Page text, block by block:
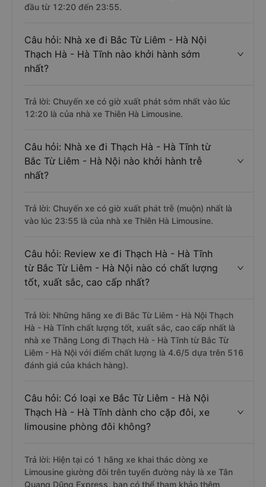
đầu từ 12:20 đến 23:55.
Câu hỏi: Nhà xe đi Bắc Từ Liêm - Hà Nội
Thạch Hà - Hà Tĩnh nào khởi hành sớm
nhất?
Trả lời: Chuyến xe có giờ xuất phát sớm nhất vào lúc
12:20 là của nhà xe Thiên Hà Limousine.
Câu hỏi: Nhà xe đi Thạch Hà - Hà Tĩnh từ
Bắc Từ Liêm - Hà Nội nào khởi hành trễ
nhất?
Trả lời: Chuyến xe có giờ xuất phát trễ (muộn) nhất là
vào lúc 23:55 là của nhà xe Thiên Hà Limousine.
Câu hỏi: Review xe đi Thạch Hà - Hà Tĩnh
từ Bắc Từ Liêm - Hà Nội nào có chất lượng
tốt, xuất sắc, cao cấp nhất?
Trả lời: Những hãng xe đi Bắc Từ Liêm - Hà Nội Thạch
Hà - Hà Tĩnh chất lượng tốt, xuất sắc, cao cấp nhất là
nhà xe Thăng Long đi Thạch Hà - Hà Tĩnh từ Bắc Từ
Liêm - Hà Nội với điểm chất lượng là 4.6/5 dựa trên 516
đánh giá của khách hàng).
Câu hỏi: Có loại xe Bắc Từ Liêm - Hà Nội
Thạch Hà - Hà Tĩnh dành cho cặp đôi, xe
limousine phòng đôi không?
Trả lời: Hiện tại có 1 hãng xe khai thác dòng xe
Limousine giường đôi trên tuyến đường này là xe Tân
Quang Dũng Express, bạn có thể tham khảo thêm